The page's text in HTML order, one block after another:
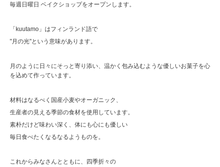
毎週日曜日 ベイクショップをオープンします。
「kuutamo」はフィンランド語で
"月の光"という意味があります。
月のように日々にそっと寄り添い、温かく包み込むような優しいお菓子を心
を込めて作っています。
材料はなるべく国産小麦やオーガニック、
生産者の見える季節の食材を使用しています。
素朴だけど味わい深く、体にも心にも優しい
毎日食べたくなるなるようものを。
これからみなさんとともに、四季折々の